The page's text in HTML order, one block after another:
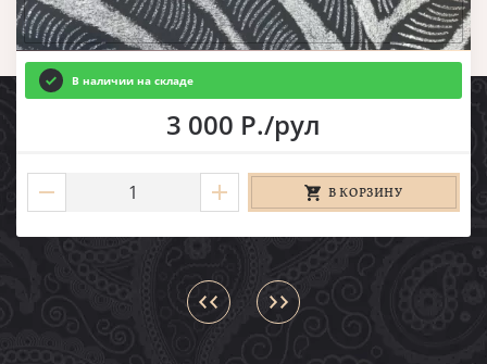
В наличии на складе
3 000 Р./рул
В КОРЗИНУ